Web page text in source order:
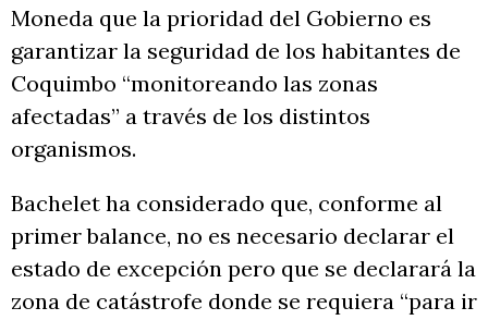
Moneda que la prioridad del Gobierno es
garantizar la seguridad de los habitantes de
Coquimbo “monitoreando las zonas
afectadas” a través de los distintos
organismos.
Bachelet ha considerado que, conforme al
primer balance, no es necesario declarar el
estado de excepción pero que se declarará la
zona de catástrofe donde se requiera “para ir